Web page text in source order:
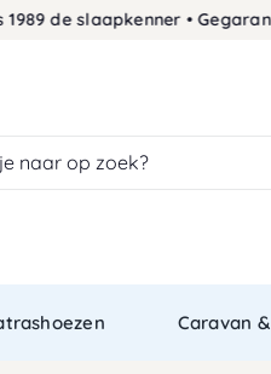
slaapkenner •
Caravan